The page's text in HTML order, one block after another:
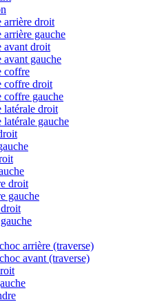
arrière droit
arrière gauche
avant droit
avant gauche
coffre
coffre droit
coffre gauche
latérale droit
latérale gauche
droit
gauche
arrière (traverse)
avant (traverse)